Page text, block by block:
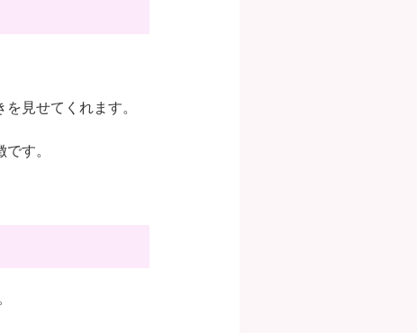
見せてくれます。
す。